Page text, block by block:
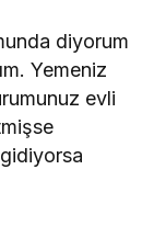
diyorum
Yemeniz
evli